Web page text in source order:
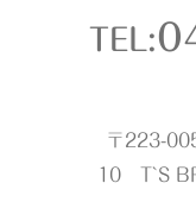
TEL:
〒223-
10 T`S